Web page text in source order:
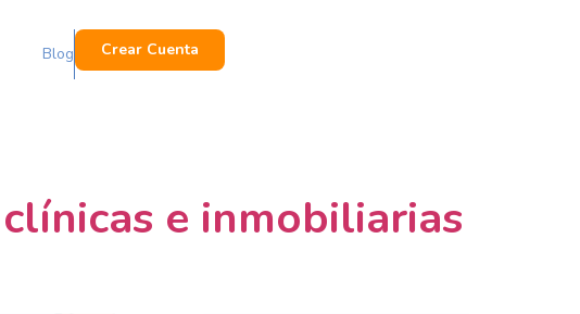
Blog Crear Cuenta
e inmobiliarias